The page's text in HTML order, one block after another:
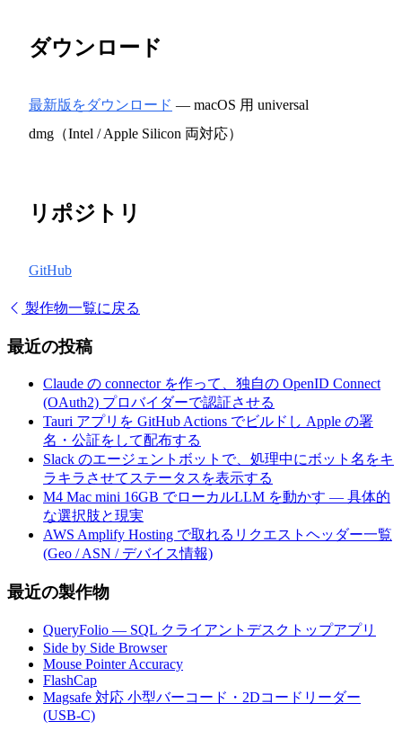
ダウンロード
最新版をダウンロード — macOS 用 universal
dmg（Intel / Apple Silicon 両対応）
リポジトリ
GitHub
製作物一覧に戻る
最近の投稿
Claude の connector を作って、独自の OpenID Connect
(OAuth2) プロバイダーで認証させる
Tauri アプリを GitHub Actions でビルドし Apple の署
名・公証をして配布する
Slack のエージェントボットで、処理中にボット名をキ
ラキラさせてステータスを表示する
M4 Mac mini 16GB でローカルLLM を動かす — 具体的
な選択肢と現実
AWS Amplify Hosting で取れるリクエストヘッダー一覧
(Geo / ASN / デバイス情報)
最近の製作物
QueryFolio — SQL クライアントデスクトップアプリ
Side by Side Browser
Mouse Pointer Accuracy
FlashCap
Magsafe 対応 小型バーコード・2Dコードリーダー
(USB-C)